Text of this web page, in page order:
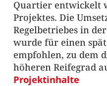
Quartier entwickelt
Projektes. Die
Regelbetriebes in
wurde für einen
empfohlen, zu dem
höheren Reifegrad
Projektinhalte